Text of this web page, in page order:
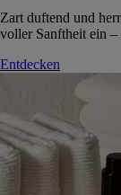
Zart duftend und
voller Sanftheit ein –
Entdecken